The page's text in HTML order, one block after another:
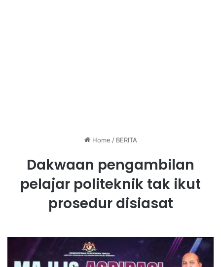
Home / BERITA
Dakwaan pengambilan
pelajar politeknik tak ikut
prosedur disiasat